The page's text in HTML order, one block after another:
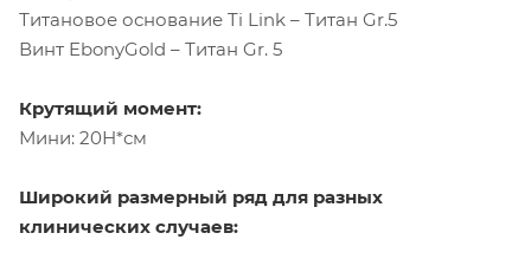
Титановое основание Ti Link – Титан Gr.5
Винт EbonyGold – Титан Gr. 5
Крутящий момент:
Мини: 20Н*см
Широкий размерный ряд для разных
клинических случаев: